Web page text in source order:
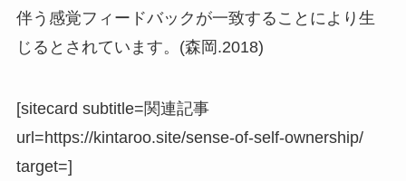
伴う感覚フィードバックが一致することにより生
じるとされています。(森岡.2018)
[sitecard subtitle=関連記事
url=https://kintaroo.site/sense-of-self-ownership/
target=]